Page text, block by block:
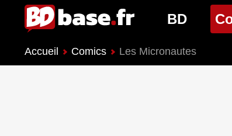
BD
Nouveautés
Accueil Comics Les Micronautes